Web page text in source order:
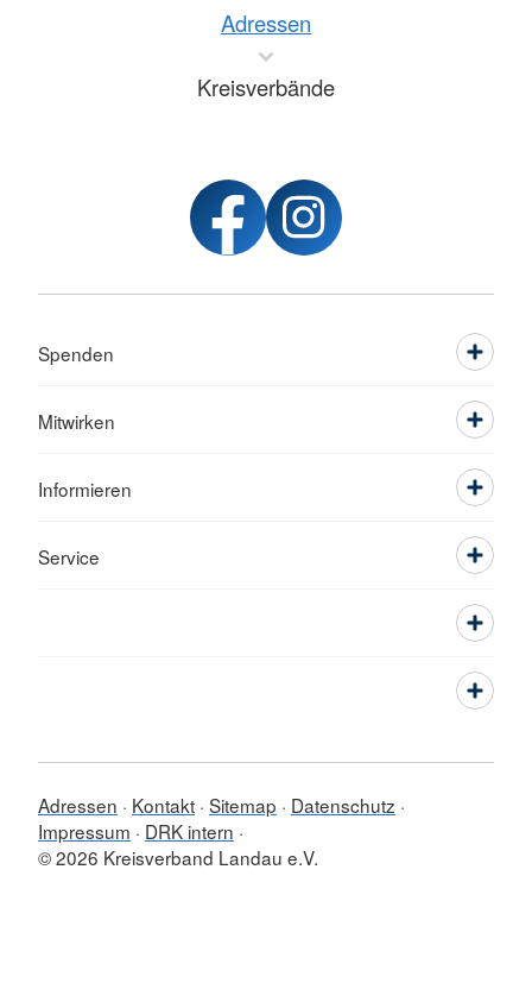
Adressen
Kreisverbände
Spenden
Mitwirken
Informieren
Service
Adressen Kontakt Sitemap
Datenschutz
Impressum
DRK intern
© 2026 Kreisverband Landau e.V.